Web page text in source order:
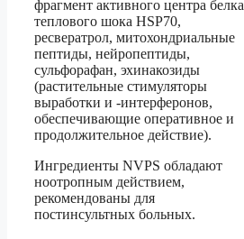
фрагмент активного центра белка
теплового шока HSP70,
ресвератрол, митохондриальные
пептиды, нейропептиды,
сульфорафан, эхинакозиды
(растительные стимуляторы
выработки и -интерферонов,
обеспечивающие оперативное и
продолжительное действие).
Ингредиенты NVPS обладают
ноотропным действием,
рекомендованы для
постинсультных больных.